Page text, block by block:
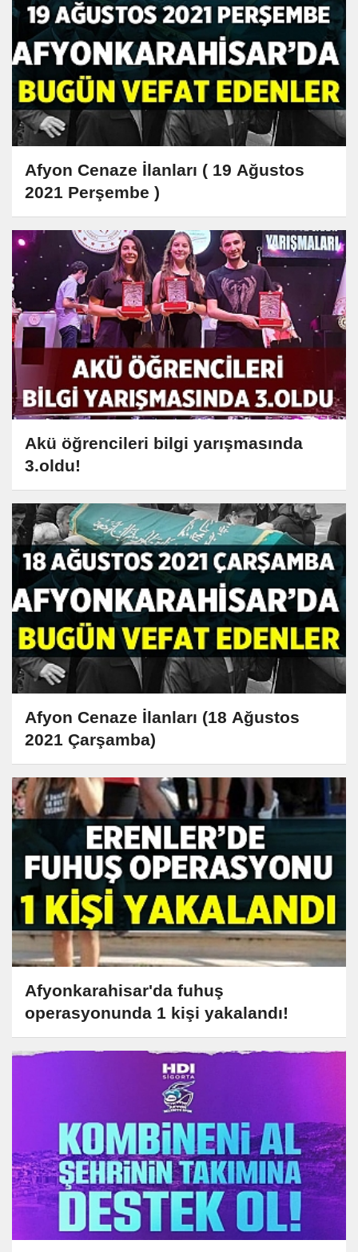
Afyon Cenaze İlanları ( 19 Ağustos
2021 Perşembe )
Akü öğrencileri bilgi yarışmasında
3.oldu!
Afyon Cenaze İlanları (18 Ağustos
2021 Çarşamba)
Afyonkarahisar'da fuhuş
operasyonunda 1 kişi yakalandı!